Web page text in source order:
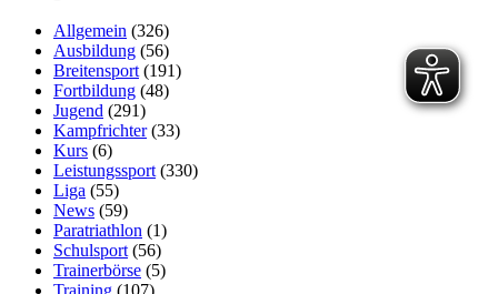
Allgemein (326)
Ausbildung (56)
Breitensport (191)
Fortbildung (48)
Jugend (291)
Kampfrichter(33)
Kurs (6)
Leistungssport (330)
Liga (55)
News (59)
Paratriathlon (1)
Schulsport (56)
Trainerbörse (5)